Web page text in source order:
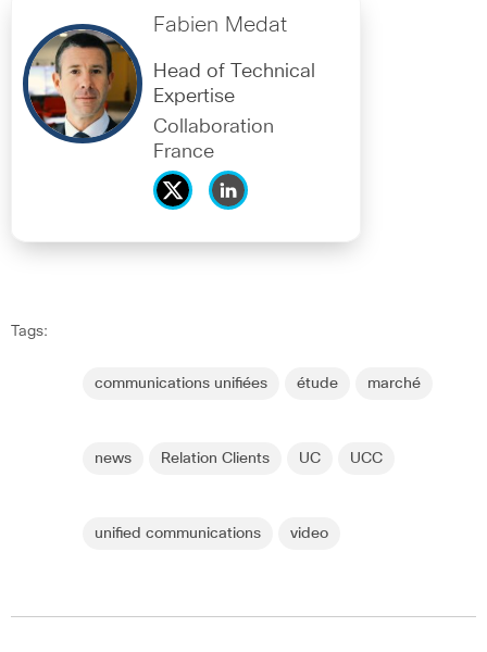
Fabien Medat
Head of Technical
Expertise
Collaboration
France
Tags:
communications unifiées étude marché
news Relation Clients UC UCC
unified communications video